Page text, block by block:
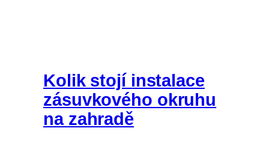
Kolik stojí instalace
zásuvkového okruhu
na zahradě